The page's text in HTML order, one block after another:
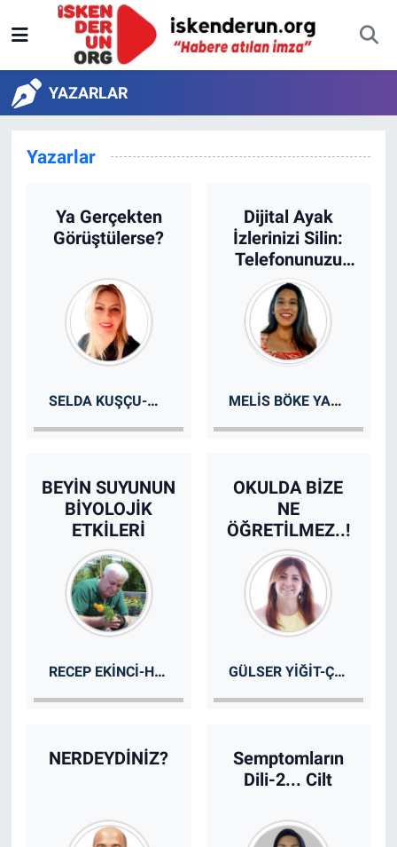
YAZARLAR
Yazarlar
Ya Gerçekten
Görüştülerse?
SELDA KUŞÇU-AILE TERAPISTI- SOSYOLOG
Dijital Ayak
İzlerinizi Silin:
Telefonunuzu
Satmadan Önce
Yapmanız
Gereken En
Önemli Şey
MELIS BÖKE YAZICIOĞLU-KIDEMLI BILGI GÜVENLIĞI UZMANI
BEYİN SUYUNUN
BİYOLOJİK
ETKİLERİ
RECEP EKINCI-HERBALIST
OKULDA BİZE
NE
ÖĞRETİLMEZ..!
GÜLSER YIĞIT-ÇOCUK GELIŞIMI UZMANI
NERDEYDİNİZ?
Semptomların
Dili-2... Cilt